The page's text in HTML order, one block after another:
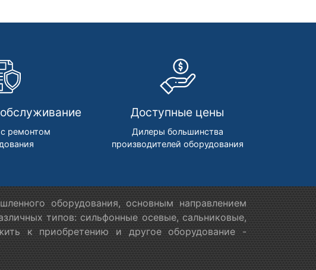
ремонтом
Доступные цены
Дилеры большинства
производителей оборудования
оборудования, основным направлением
типов: сильфонные осевые, сальниковые,
к приобретению и другое оборудование -